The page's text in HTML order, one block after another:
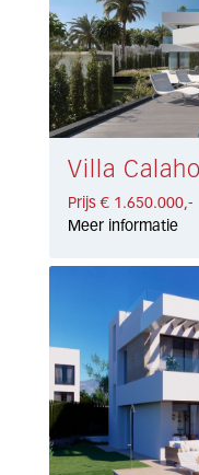
Prijs € 1.650.000,-
Meer informatie